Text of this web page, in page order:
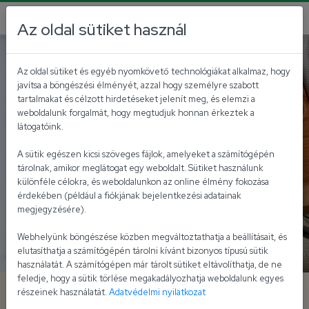
Sertésszűzérmék - mustáros
Az oldal sütiket használ
Az oldal sütiket és egyéb nyomkövető technológiákat alkalmaz, hogy
javítsa a böngészési élményét, azzal hogy személyre szabott
tartalmakat és célzott hirdetéseket jelenít meg, és elemzi a
weboldalunk forgalmát, hogy megtudjuk honnan érkeztek a
látogatóink.
A sütik egészen kicsi szöveges fájlok, amelyeket a számítógépén
tárolnak, amikor meglátogat egy weboldalt. Sütiket használunk
különféle célokra, és weboldalunkon az online élmény fokozása
érdekében (például a fiókjának bejelentkezési adatainak
megjegyzésére).
Webhelyünk böngészése közben megváltoztathatja a beállításait, és
elutasíthatja a számítógépén tárolni kívánt bizonyos típusú sütik
használatát. A számítógépen már tárolt sütiket eltávolíthatja, de ne
feledje, hogy a sütik törlése megakadályozhatja weboldalunk egyes
részeinek használatát. Adatvédelmi nyilatkozat